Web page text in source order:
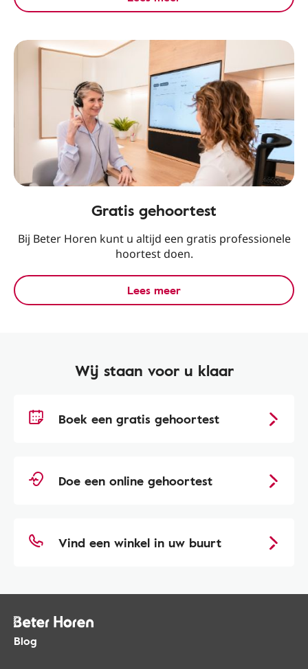
Gratis gehoortest
Bij Beter Horen kunt u altijd een gratis professionele
hoortest doen.
Lees meer
Wij staan voor u klaar
Boek een gratis gehoortest
Doe een online gehoortest
Vind een winkel in uw buurt
Blog